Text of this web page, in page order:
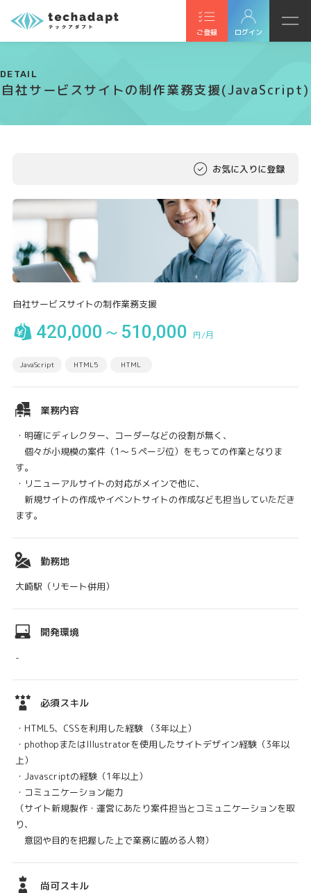
ご登録 ログイン
DETAIL
自社サービスサイトの制作業務支援(JavaScript)
お気に入りに登録
自社サービスサイトの制作業務支援
420,000～510,000 円/月
JavaScript HTML5 HTML
業務内容
・明確にディレクター、コーダーなどの役割が無く、
個々が小規模の案件（1～５ページ位）をもっての作業となりま
す。
・リニューアルサイトの対応がメインで他に、
新規サイトの作成やイベントサイトの作成なども担当していただき
ます。
勤務地
大崎駅（リモート併用）
開発環境
-
必須スキル
・HTML5、CSSを利用した経験 （3年以上）
・phothopまたはIllustratorを使用したサイトデザイン経験（3年以
上）
・Javascriptの経験（1年以上）
・コミュニケーション能力
（サイト新規製作・運営にあたり案件担当とコミュニケーションを取
り、
意図や目的を把握した上で業務に臨める人物）
尚可スキル